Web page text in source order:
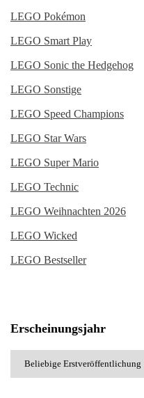
LEGO Pokémon
LEGO Smart Play
LEGO Sonic the Hedgehog
LEGO Sonstige
LEGO Speed Champions
LEGO Star Wars
LEGO Super Mario
LEGO Technic
LEGO Weihnachten 2026
LEGO Wicked
LEGO Bestseller
Erscheinungsjahr